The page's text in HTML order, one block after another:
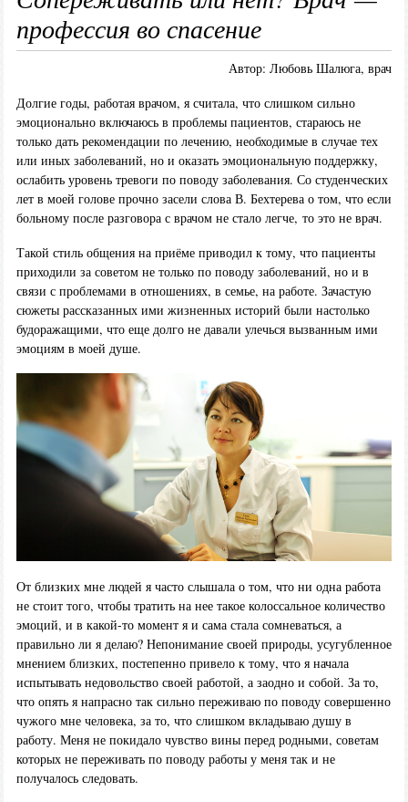
профессия во спасение
Автор: Любовь Шалюга, врач
Долгие годы, работая врачом, я считала, что слишком сильно
эмоционально включаюсь в проблемы пациентов, стараюсь не
только дать рекомендации по лечению, необходимые в случае тех
или иных заболеваний, но и оказать эмоциональную поддержку,
ослабить уровень тревоги по поводу заболевания. Со студенческих
лет в моей голове прочно засели слова В. Бехтерева о том, что если
больному после разговора с врачом не стало легче, то это не врач.
Такой стиль общения на приёме приводил к тому, что пациенты
приходили за советом не только по поводу заболеваний, но и в
связи с проблемами в отношениях, в семье, на работе. Зачастую
сюжеты рассказанных ими жизненных историй были настолько
будоражащими, что еще долго не давали улечься вызванным ими
эмоциям в моей душе.
От близких мне людей я часто слышала о том, что ни одна работа
не стоит того, чтобы тратить на нее такое колоссальное количество
эмоций, и в какой-то момент я и сама стала сомневаться, а
правильно ли я делаю? Непонимание своей природы, усугубленное
мнением близких, постепенно привело к тому, что я начала
испытывать недовольство своей работой, а заодно и собой. За то,
что опять я напрасно так сильно переживаю по поводу совершенно
чужого мне человека, за то, что слишком вкладываю душу в
работу. Меня не покидало чувство вины перед родными, советам
которых не переживать по поводу работы у меня так и не
получалось следовать.